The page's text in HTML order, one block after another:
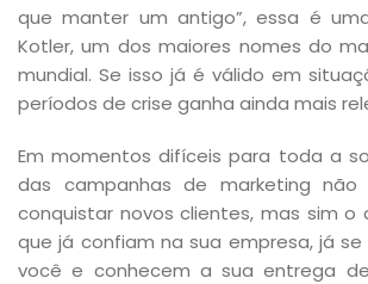
que manter um antigo”, essa é
Kotler, um dos maiores nomes do
mundial. Se isso já é válido em
períodos de crise ganha ainda mais
Em momentos difíceis para toda a
das campanhas de marketing
conquistar novos clientes, mas sim o
que já confiam na sua empresa, já
você e conhecem a sua entrega